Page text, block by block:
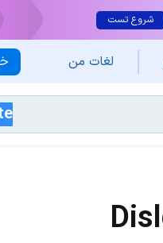
شروع تست
لغات من